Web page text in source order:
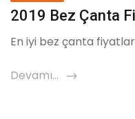
2019 Bez Çanta
En iyi bez çanta
Devamı...